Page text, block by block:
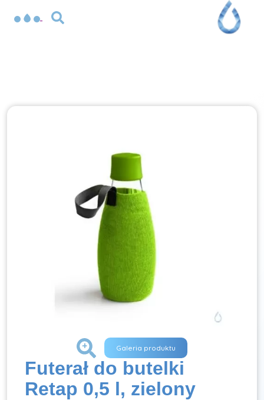
+ Galeria produktu
Futerał do butelki
Retap 0,5 l, zielony